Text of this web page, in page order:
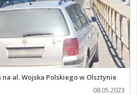
al. Wojska Polskiego w Olsztynie
08.05.2023